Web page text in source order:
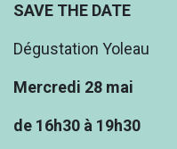
SAVE THE DATE
Dégustation Yoleau
Mercredi 28 mai
de 16h30 à 19h30